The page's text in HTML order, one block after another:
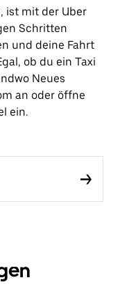
ist mit der Uber
Schritten
und deine Fahrt
ob du ein Taxi
Neues
an oder öffne
ein.